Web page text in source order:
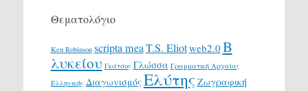
Θεματολόγιο
Ken Robinson scripta meaT.S. Eliotweb2.0 Β
λυκείου Γκάτσος Γλώσσα Γραμματική Αρχαίας
Ελληνικής ΔιαγωνισμόςΕλύτης Ζωγραφική